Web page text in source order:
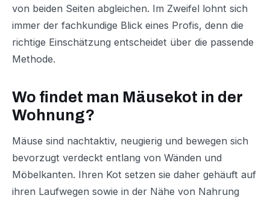
von beiden Seiten abgleichen. Im Zweifel lohnt sich
immer der fachkundige Blick eines Profis, denn die
richtige Einschätzung entscheidet über die passende
Methode.
Wo findet man Mäusekot in der
Wohnung?
Mäuse sind nachtaktiv, neugierig und bewegen sich
bevorzugt verdeckt entlang von Wänden und
Möbelkanten. Ihren Kot setzen sie daher gehäuft auf
ihren Laufwegen sowie in der Nähe von Nahrung